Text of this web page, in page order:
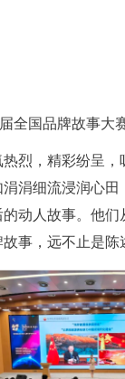
全国品牌故事大
烈，精彩纷呈
涓细流浸润心
动人故事。他
事，远不止是陈